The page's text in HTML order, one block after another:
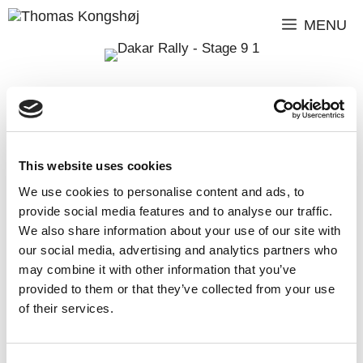
This website uses cookies
We use cookies to personalise content and ads, to
provide social media features and to analyse our traffic.
We also share information about your use of our site with
our social media, advertising and analytics partners who
may combine it with other information that you’ve
provided to them or that they’ve collected from your use
of their services.
MENU
Dakar Rally – Stage
Etape 9 – en dag med hvile og optankning
Idag er det hviledag, hvilket betyder tid til
optankning af energi. Jeg kan mærke den falder på
den rigtige mandag i år